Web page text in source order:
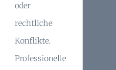
oder
rechtliche
Konflikte.
Professionelle